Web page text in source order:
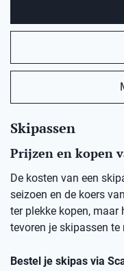
Skipassen
Prijzen en kopen
De kosten van een
seizoen en de koers
ter plekke kopen,
tevoren je skipassen te
Bestel je skipas via